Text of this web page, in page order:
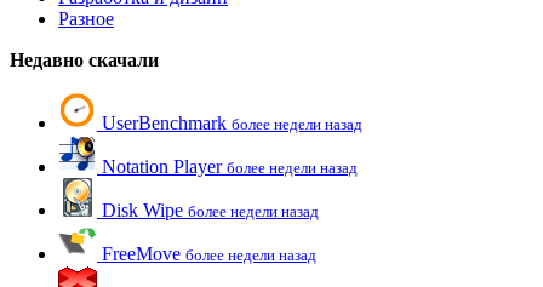
Разное
Недавно скачали
UserBenchmark более недели назад
Notation Player более недели назад
Disk Wipe более недели назад
FreeMove более недели назад